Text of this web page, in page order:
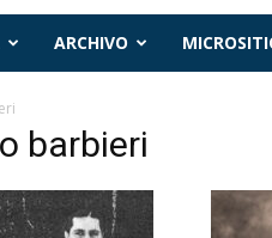
ARCHIVO
barbieri